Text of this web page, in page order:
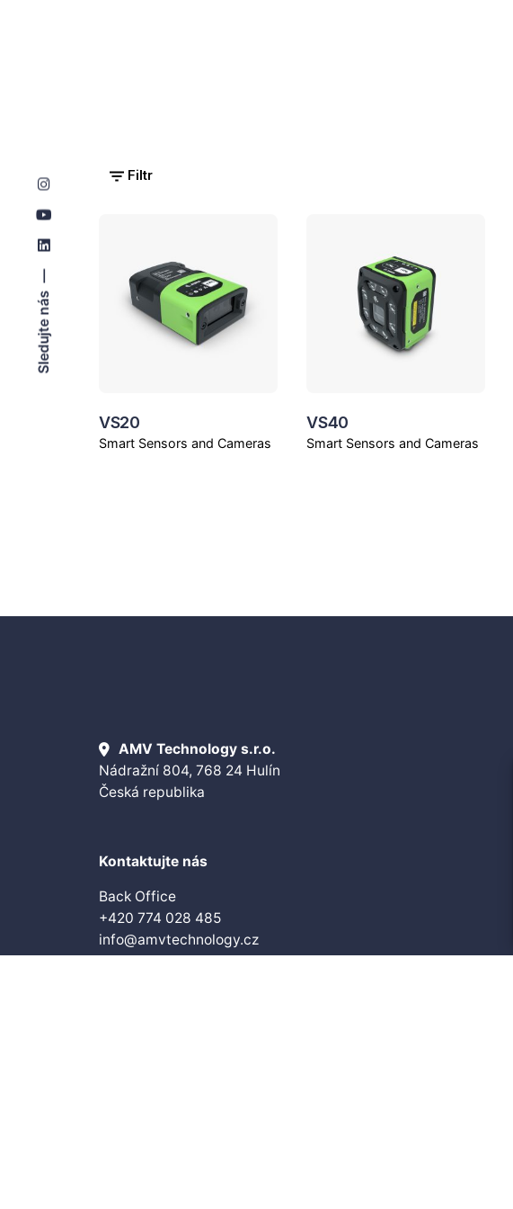
Sledujte nás
Filtr
VS20
Smart Sensors and Cameras
VS40
Smart Sensors and Cameras
AMV Technology s.r.o.
Nádražní 804, 768 24 Hulín
Česká republika
Kontaktujte nás
Back Office
+420 774 028 485
info@amvtechnology.cz